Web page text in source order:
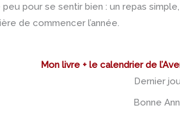
pour se sentir bien : un repas
de commencer l’année.
Mon livre + le calendrier de
Dernier
Bonne